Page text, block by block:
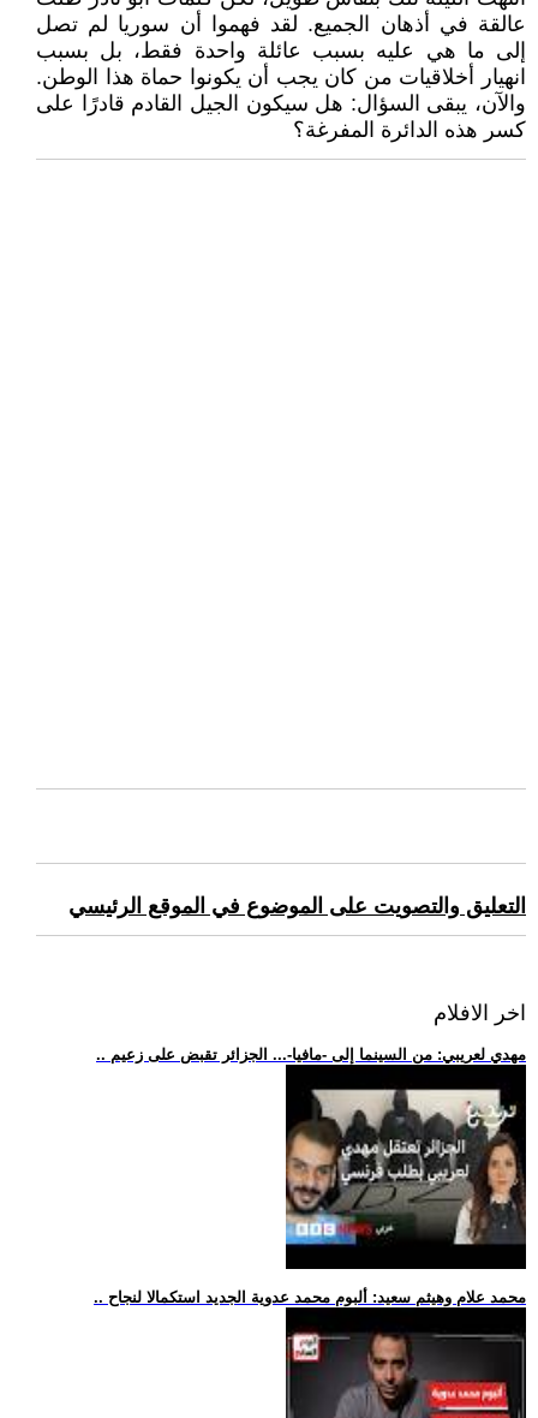
عالقة في أذهان الجميع. لقد فهموا أن سوريا لم تصل
إلى ما هي عليه بسبب عائلة واحدة فقط، بل بسبب
انهيار أخلاقيات من كان يجب أن يكونوا حماة هذا الوطن.
والآن، يبقى السؤال: هل سيكون الجيل القادم قادرًا على
كسر هذه الدائرة المفرغة؟
التعليق والتصويت على الموضوع في الموقع الرئيسي
اخر الافلام
.. مهدي لعريبي: من السينما إلى -مافيا-... الجزائر تقبض على زعيم
.. محمد علام وهيثم سعيد: ألبوم محمد عدوية الجديد استكمالا لنجاح